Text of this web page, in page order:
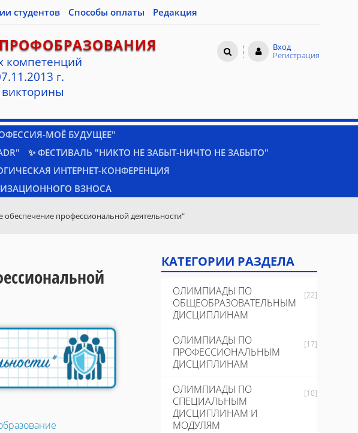
студентов Способы оплаты Редакция
компетенций
г.
Вход
Регистрация
МОЁ БУДУЩЕЕ"
✨ ФЕСТИВАЛЬ "НИКТО НЕ ЗАБЫТ-НИЧТО НЕ ЗАБЫТО"
ИНТЕРНЕТ-КОНФЕРЕНЦИЯ
ВЗНОСА
обеспечение профессиональной деятельности"
КАТЕГОРИИ РАЗДЕЛА
ОЛИМПИАДЫ ПО
ОБЩЕОБРАЗОВАТЕЛЬНЫМ
ДИСЦИПЛИНАМ
[22]
ОЛИМПИАДЫ ПО
ПРОФЕССИОНАЛЬНЫМ
ДИСЦИПЛИНАМ
[17]
ОЛИМПИАДЫ ПО
СПЕЦИАЛЬНЫМ
ДИСЦИПЛИНАМ И
МОДУЛЯМ
[10]